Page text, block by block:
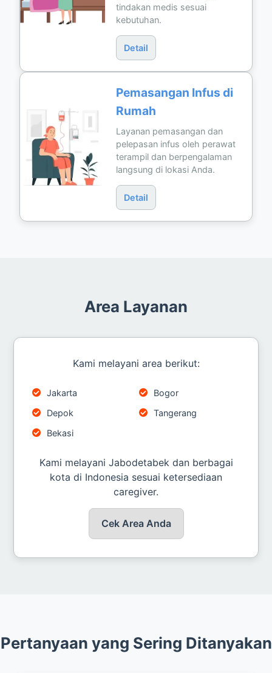
tindakan medis sesuai
kebutuhan.
Detail
Pemasangan Infus di
Rumah
Layanan pemasangan dan
pelepasan infus oleh perawat
terampil dan berpengalaman
langsung di lokasi Anda.
Detail
Area Layanan
Kami melayani area berikut:
Jakarta
Bogor
Depok
Tangerang
Bekasi
Kami melayani Jabodetabek dan berbagai
kota di Indonesia sesuai ketersediaan
caregiver.
Cek Area Anda
Pertanyaan yang Sering Ditanyakan